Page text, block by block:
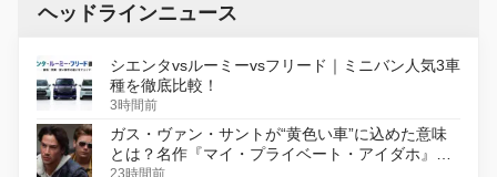
ヘッドラインニュース
シエンタvsルーミーvsフリード｜ミニバン人気3車
種を徹底比較！
3時間前
ガス・ヴァン・サントが“黄色い車”に込めた意味
とは？名作『マイ・プライベート・アイダホ』が
初のデジタルリマスター版で復活
23時間前